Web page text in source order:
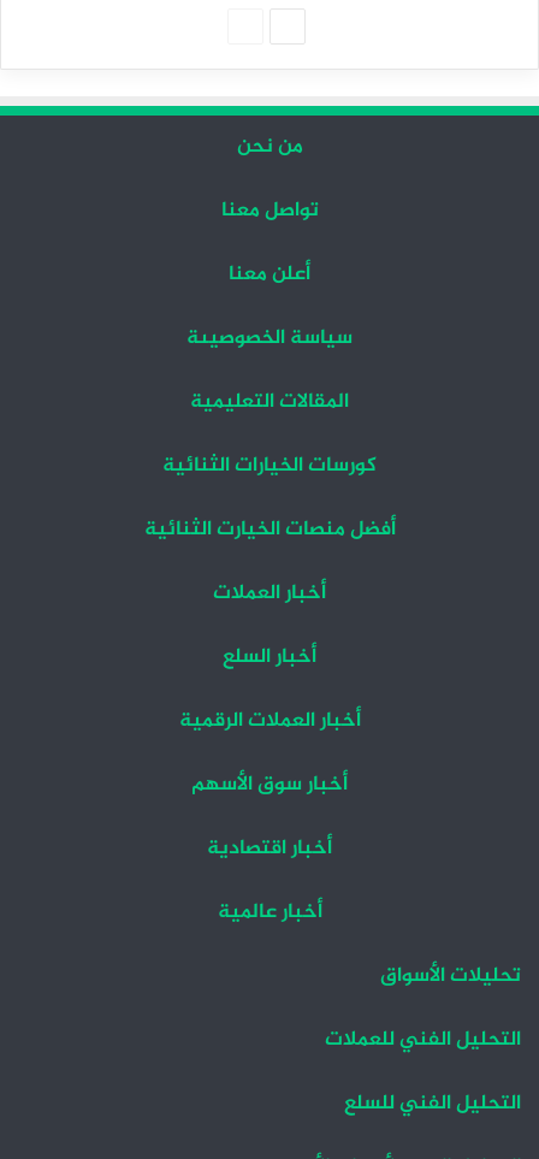
من نحن
تواصل معنا
أعلن معنا
سياسة الخصوصيىة
المقالات التعليمية
كورسات الخيارات الثنائية
أفضل منصات الخيارت الثنائية
أخبار العملات
أخبار السلع
أخبار العملات الرقمية
أخبار سوق الأسهم
أخبار اقتصادية
أخبار عالمية
تحليلات الأسواق
التحليل الفني للعملات
التحليل الفني للسلع